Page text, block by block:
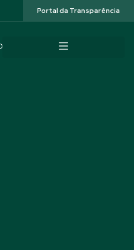
Portal da Transparência